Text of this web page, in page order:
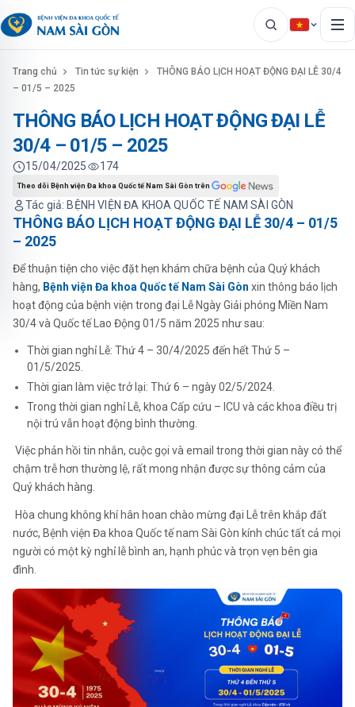
Trang chủ Tin tức sự kiện
THÔNG BÁO LỊCH HOẠT ĐỘNG ĐẠI LỄ 30/4
– 01/5 – 2025
THÔNG BÁO LỊCH HOẠT ĐỘNG ĐẠI LỄ
30/4 – 01/5 – 2025
Tác giả: BỆNH VIỆN ĐA KHOA QUỐC TẾ NAM SÀI GÒN
15/04/2025 174
Theo dõi Bệnh viện Đa khoa Quốc tế Nam Sài Gòn trên
THÔNG BÁO LỊCH HOẠT ĐỘNG ĐẠI LỄ 30/4 – 01/5
– 2025
Để thuận tiện cho việc đặt hẹn khám chữa bệnh của Quý khách
hàng, Bệnh viện Đa khoa Quốc tế Nam Sài Gòn xin thông báo lịch
hoạt động của bệnh viện trong đại Lễ Ngày Giải phóng Miền Nam
30/4 và Quốc tế Lao Động 01/5 năm 2025 như sau:
Thời gian nghỉ Lễ: Thứ 4 – 30/4/2025 đến hết Thứ 5 –
01/5/2025.
Thời gian làm việc trở lại: Thứ 6 – ngày 02/5/2024.
Trong thời gian nghỉ Lễ, khoa Cấp cứu – ICU và các khoa điều trị
nội trú vẫn hoạt động bình thường.
Việc phản hồi tin nhắn, cuộc gọi và email trong thời gian này có thể
chậm trễ hơn thường lệ, rất mong nhận được sự thông cảm của
Quý khách hàng.
Hòa chung không khí hân hoan chào mừng đại Lễ trên khắp đất
nước, Bệnh viện Đa khoa Quốc tế nam Sài Gòn kính chúc tất cả mọi
người có một kỳ nghỉ lễ bình an, hạnh phúc và trọn vẹn bên gia
đình.